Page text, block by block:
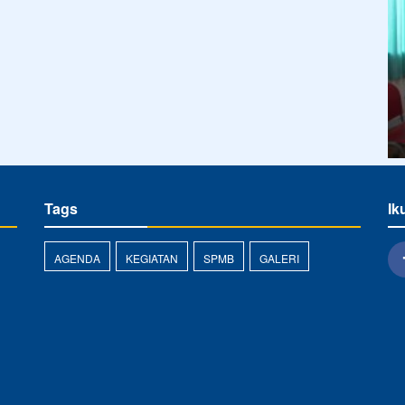
Tags
AGENDA KEGIATAN SPMB GALERI